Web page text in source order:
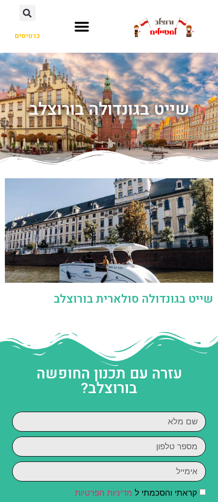
כרטיסים
שייט בגונדולה בורוצלב
שייט בגונדולה סולארית בורוצלב
עזרה עם תכנון החופשה
בורוצלב?
קראתי והסכמתי ל מדיניות הפרטיות